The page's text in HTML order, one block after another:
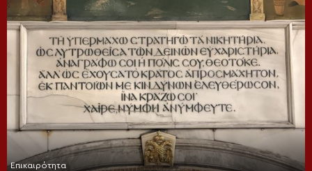
Επικαιρότητα